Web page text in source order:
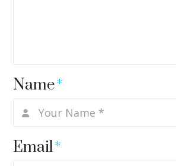
Name*
Email*